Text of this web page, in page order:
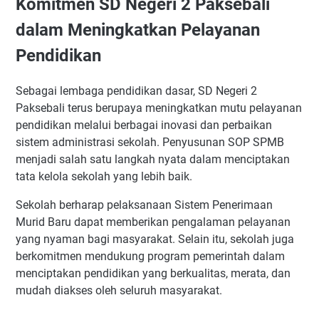
Komitmen SD Negeri 2 Paksebali
dalam Meningkatkan Pelayanan
Pendidikan
Sebagai lembaga pendidikan dasar, SD Negeri 2
Paksebali terus berupaya meningkatkan mutu pelayanan
pendidikan melalui berbagai inovasi dan perbaikan
sistem administrasi sekolah. Penyusunan SOP SPMB
menjadi salah satu langkah nyata dalam menciptakan
tata kelola sekolah yang lebih baik.
Sekolah berharap pelaksanaan Sistem Penerimaan
Murid Baru dapat memberikan pengalaman pelayanan
yang nyaman bagi masyarakat. Selain itu, sekolah juga
berkomitmen mendukung program pemerintah dalam
menciptakan pendidikan yang berkualitas, merata, dan
mudah diakses oleh seluruh masyarakat.